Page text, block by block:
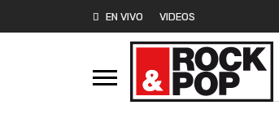
EN VIVO VIDEOS